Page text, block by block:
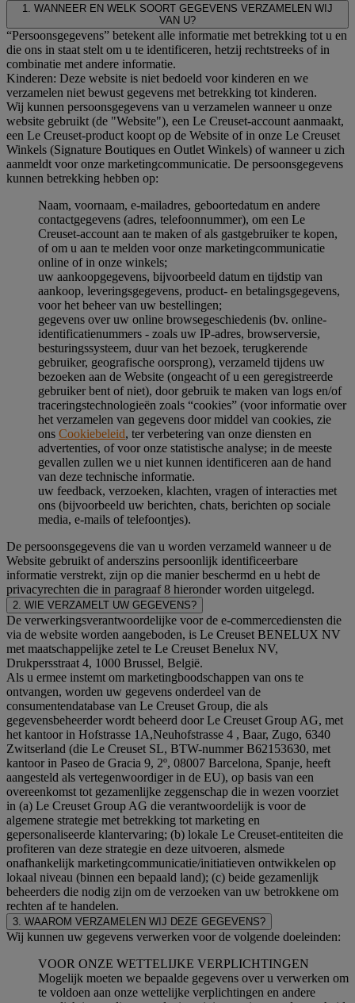
1. WANNEER EN WELK SOORT GEGEVENS VERZAMELEN WIJ
VAN U?
“Persoonsgegevens” betekent alle informatie met betrekking tot u en
die ons in staat stelt om u te identificeren, hetzij rechtstreeks of in
combinatie met andere informatie.
Kinderen: Deze website is niet bedoeld voor kinderen en we
verzamelen niet bewust gegevens met betrekking tot kinderen.
Wij kunnen persoonsgegevens van u verzamelen wanneer u onze
website gebruikt (de "Website"), een Le Creuset-account aanmaakt,
een Le Creuset-product koopt op de Website of in onze Le Creuset
Winkels (Signature Boutiques en Outlet Winkels) of wanneer u zich
aanmeldt voor onze marketingcommunicatie. De persoonsgegevens
kunnen betrekking hebben op:
Naam, voornaam, e-mailadres, geboortedatum en andere
contactgegevens (adres, telefoonnummer), om een Le
Creuset-account aan te maken of als gastgebruiker te kopen,
of om u aan te melden voor onze marketingcommunicatie
online of in onze winkels;
uw aankoopgegevens, bijvoorbeeld datum en tijdstip van
aankoop, leveringsgegevens, product- en betalingsgegevens,
voor het beheer van uw bestellingen;
gegevens over uw online browsegeschiedenis (bv. online-
identificatienummers - zoals uw IP-adres, browserversie,
besturingssysteem, duur van het bezoek, terugkerende
gebruiker, geografische oorsprong), verzameld tijdens uw
bezoeken aan de Website (ongeacht of u een geregistreerde
gebruiker bent of niet), door gebruik te maken van logs en/of
traceringstechnologieën zoals “cookies” (voor informatie over
het verzamelen van gegevens door middel van cookies, zie
ons Cookiebeleid, ter verbetering van onze diensten en
advertenties, of voor onze statistische analyse; in de meeste
gevallen zullen we u niet kunnen identificeren aan de hand
van deze technische informatie.
uw feedback, verzoeken, klachten, vragen of interacties met
ons (bijvoorbeeld uw berichten, chats, berichten op sociale
media, e-mails of telefoontjes).
De persoonsgegevens die van u worden verzameld wanneer u de
Website gebruikt of anderszins persoonlijk identificeerbare
informatie verstrekt, zijn op die manier beschermd en u hebt de
privacyrechten die in paragraaf 8 hieronder worden uitgelegd.
2. WIE VERZAMELT UW GEGEVENS?
De verwerkingsverantwoordelijke voor de e-commercediensten die
via de website worden aangeboden, is Le Creuset BENELUX NV
met maatschappelijke zetel te Le Creuset Benelux NV,
Drukpersstraat 4, 1000 Brussel, België.
Als u ermee instemt om marketingboodschappen van ons te
ontvangen, worden uw gegevens onderdeel van de
consumentendatabase van Le Creuset Group, die als
gegevensbeheerder wordt beheerd door Le Creuset Group AG, met
het kantoor in Hofstrasse 1A,Neuhofstrasse 4 , Baar, Zugo, 6340
Zwitserland (die Le Creuset SL, BTW-nummer B62153630, met
kantoor in Paseo de Gracia 9, 2º, 08007 Barcelona, Spanje, heeft
aangesteld als vertegenwoordiger in de EU), op basis van een
overeenkomst tot gezamenlijke zeggenschap die in wezen voorziet
in (a) Le Creuset Group AG die verantwoordelijk is voor de
algemene strategie met betrekking tot marketing en
gepersonaliseerde klantervaring; (b) lokale Le Creuset-entiteiten die
profiteren van deze strategie en deze uitvoeren, alsmede
onafhankelijk marketingcommunicatie/initiatieven ontwikkelen op
lokaal niveau (binnen een bepaald land); (c) beide gezamenlijk
beheerders die nodig zijn om de verzoeken van uw betrokkene om
rechten af te handelen.
3. WAAROM VERZAMELEN WIJ DEZE GEGEVENS?
Wij kunnen uw gegevens verwerken voor de volgende doeleinden:
VOOR ONZE WETTELIJKE VERPLICHTINGEN
Mogelijk moeten we bepaalde gegevens over u verwerken om
te voldoen aan onze wettelijke verplichtingen en andere